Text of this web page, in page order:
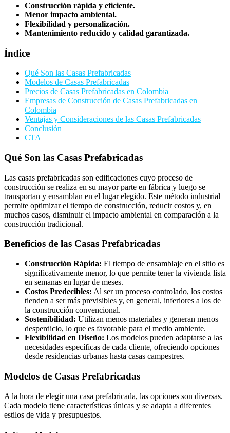
Construcción rápida y eficiente.
Menor impacto ambiental.
Flexibilidad y personalización.
Mantenimiento reducido y calidad garantizada.
Índice
Qué Son las Casas Prefabricadas
Modelos de Casas Prefabricadas
Precios de Casas Prefabricadas en Colombia
Empresas de Construcción de Casas Prefabricadas en
Colombia
Ventajas y Consideraciones de las Casas Prefabricadas
Conclusión
CTA
Qué Son las Casas Prefabricadas
Las casas prefabricadas son edificaciones cuyo proceso de
construcción se realiza en su mayor parte en fábrica y luego se
transportan y ensamblan en el lugar elegido. Este método industrial
permite optimizar el tiempo de construcción, reducir costos y, en
muchos casos, disminuir el impacto ambiental en comparación a la
construcción tradicional.
Beneficios de las Casas Prefabricadas
Construcción Rápida: El tiempo de ensamblaje en el sitio es
significativamente menor, lo que permite tener la vivienda lista
en semanas en lugar de meses.
Costos Predecibles: Al ser un proceso controlado, los costos
tienden a ser más previsibles y, en general, inferiores a los de
la construcción convencional.
Sostenibilidad: Utilizan menos materiales y generan menos
desperdicio, lo que es favorable para el medio ambiente.
Flexibilidad en Diseño: Los modelos pueden adaptarse a las
necesidades específicas de cada cliente, ofreciendo opciones
desde residencias urbanas hasta casas campestres.
Modelos de Casas Prefabricadas
A la hora de elegir una casa prefabricada, las opciones son diversas.
Cada modelo tiene características únicas y se adapta a diferentes
estilos de vida y presupuestos.